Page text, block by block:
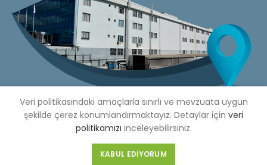
Copyright © 2020 Çetinkaya Pano |Çetinkaya Pano Fiyat
Listesi
Veri politikasındaki amaçlarla sınırlı ve mevzuata uygun
şekilde çerez konumlandırmaktayız. Detaylar için veri
politikamızı inceleyebilirsiniz.
KABUL EDIYORUM